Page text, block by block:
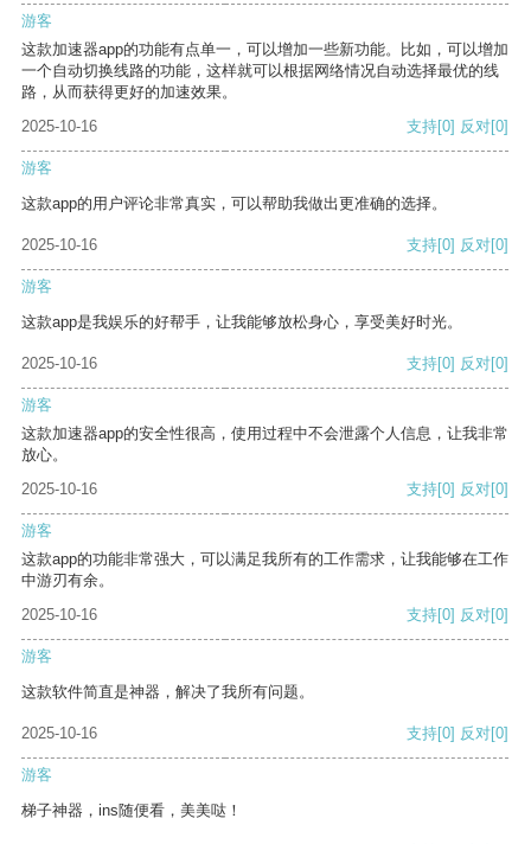
游客
这款加速器app的功能有点单一，可以增加一些新功能。比如，可以增加
一个自动切换线路的功能，这样就可以根据网络情况自动选择最优的线
路，从而获得更好的加速效果。
2025-10-16
支持[0] 反对[0]
游客
这款app的用户评论非常真实，可以帮助我做出更准确的选择。
2025-10-16 支持[0] 反对[0]
游客
这款app是我娱乐的好帮手，让我能够放松身心，享受美好时光。
2025-10-16 支持[0] 反对[0]
游客
这款加速器app的安全性很高，使用过程中不会泄露个人信息，让我非常
放心。
2025-10-16
支持[0] 反对[0]
游客
这款app的功能非常强大，可以满足我所有的工作需求，让我能够在工作
中游刃有余。
2025-10-16
支持[0] 反对[0]
游客
这款软件简直是神器，解决了我所有问题。
2025-10-16 支持[0] 反对[0]
游客
梯子神器，ins随便看，美美哒！